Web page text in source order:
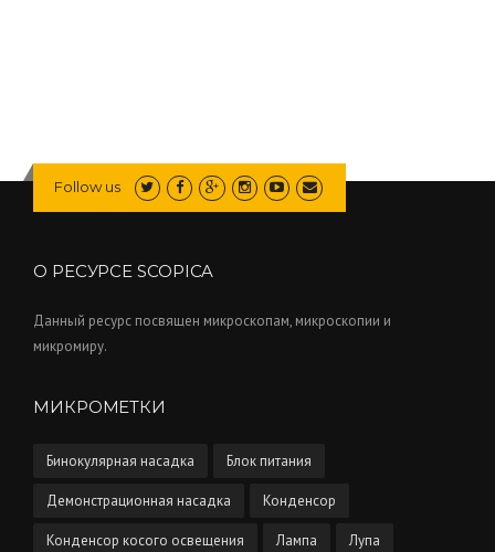
Follow us
О РЕСУРСЕ SCOPICA
Данный ресурс посвящен микроскопам, микроскопии и
микромиру.
МИКРОМЕТКИ
Бинокулярная насадка Блок питания
Демонстрационная насадка Конденсор
Конденсор косого освещения Лампа Лупа